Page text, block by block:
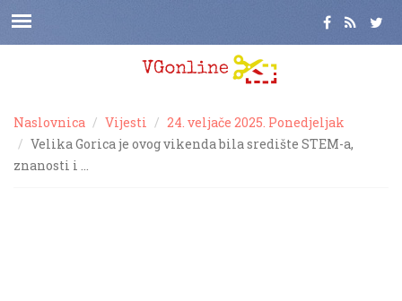
Naslovnica Vijesti
24. veljače 2025. Ponedjeljak
Velika Gorica je ovog vikenda bila središte STEM-a,
znanosti i …